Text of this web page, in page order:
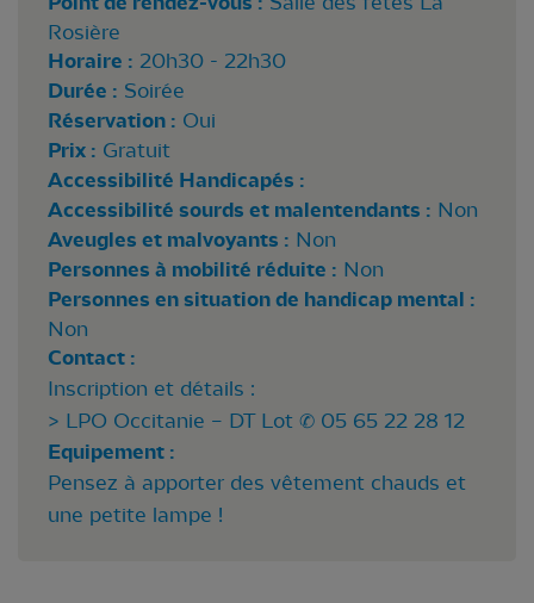
Rosière
Horaire : 20h30 - 22h30
Durée : Soirée
Réservation : Oui
Prix : Gratuit
Accessibilité Handicapés :
Accessibilité sourds et malentendants : Non
Aveugles et malvoyants : Non
Personnes à mobilité réduite : Non
Personnes en situation de handicap mental :
Non
Contact :
Inscription et détails :
> LPO Occitanie – DT Lot ✆ 05 65 22 28 12
Equipement :
Pensez à apporter des vêtement chauds et
une petite lampe !